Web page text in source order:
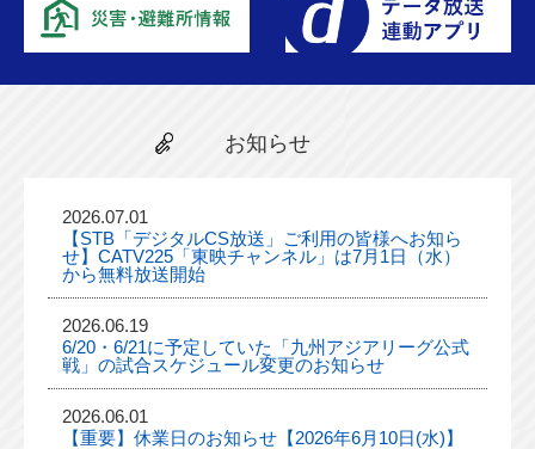
お知らせ
2026.07.01
【STB「デジタルCS放送」ご利用の皆様へお知ら
せ】CATV225「東映チャンネル」は7月1日（水）
から無料放送開始
2026.06.19
6/20・6/21に予定していた「九州アジアリーグ公式
戦」の試合スケジュール変更のお知らせ
2026.06.01
【重要】休業日のお知らせ【2026年6月10日(水)】